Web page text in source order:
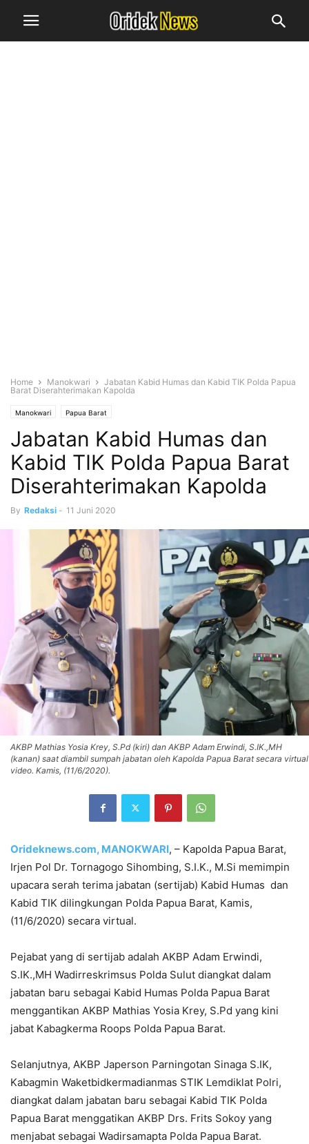
Home Manokwari
Jabatan Kabid Humas dan Kabid TIK Polda Papua
Barat Diserahterimakan Kapolda
Manokwari Papua Barat
Jabatan Kabid Humas dan
Kabid TIK Polda Papua Barat
Diserahterimakan Kapolda
By Redaksi - 11 Juni 2020
AKBP Mathias Yosia Krey, S.Pd (kiri) dan AKBP Adam Erwindi, S.IK.,MH
(kanan) saat diambil sumpah jabatan oleh Kapolda Papua Barat secara virtual
video. Kamis, (11/6/2020).
Orideknews.com, MANOKWARI, – Kapolda Papua Barat,
Irjen Pol Dr. Tornagogo Sihombing, S.I.K., M.Si memimpin
upacara serah terima jabatan (sertijab) Kabid Humas dan
Kabid TIK dilingkungan Polda Papua Barat, Kamis,
(11/6/2020) secara virtual.
Pejabat yang di sertijab adalah AKBP Adam Erwindi,
S.IK.,MH Wadirreskrimsus Polda Sulut diangkat dalam
jabatan baru sebagai Kabid Humas Polda Papua Barat
menggantikan AKBP Mathias Yosia Krey, S.Pd yang kini
jabat Kabagkerma Roops Polda Papua Barat.
Selanjutnya, AKBP Japerson Parningotan Sinaga S.IK,
Kabagmin Waketbidkermadianmas STIK Lemdiklat Polri,
diangkat dalam jabatan baru sebagai Kabid TIK Polda
Papua Barat menggatikan AKBP Drs. Frits Sokoy yang
menjabat sebagai Wadirsamapta Polda Papua Barat.